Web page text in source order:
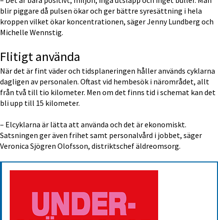
blir piggare då pulsen ökar och ger bättre syresättning i hela
kroppen vilket ökar koncentrationen, säger Jenny Lundberg och
Michelle Wennstig.
Flitigt använda
När det är fint väder och tidsplaneringen håller används cyklarna
dagligen av personalen. Oftast vid hembesök i närområdet, allt
från två till tio kilometer. Men om det finns tid i schemat kan det
bli upp till 15 kilometer.
– Elcyklarna är lätta att använda och det är ekonomiskt.
Satsningen ger även frihet samt personalvård i jobbet, säger
Veronica Sjögren Olofsson, distriktschef äldreomsorg.